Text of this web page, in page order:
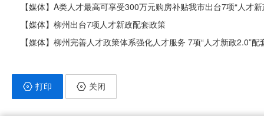
【媒体】​A类人才最高可享受300万元购房补贴我市出台7项“人才
【媒体】柳州出台7项人才新政配套政策
【媒体】柳州完善人才政策体系强化人才服务 7项“人才新政2.0”配
打印 关闭